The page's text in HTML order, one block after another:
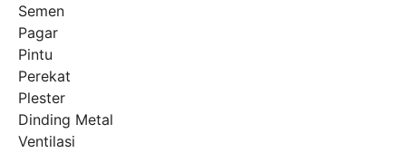
Semen
Pagar
Pintu
Perekat
Plester
Dinding Metal
Ventilasi